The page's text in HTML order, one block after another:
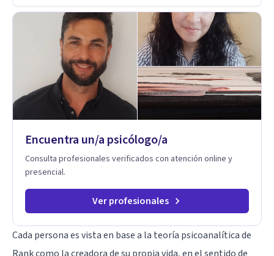
trabajado en distintos contextos clínicos con niños,
Adolescentes y Adultos
Encuentra un/a psicólogo/a
Consulta profesionales verificados con atención online y
presencial.
Ver profesionales
Cada persona es vista en base a la teoría psicoanalítica de